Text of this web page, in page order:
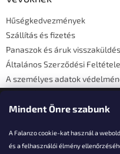
Mindent Önre szabunk
A Falanzo cookie-kat használ a
és a felhasználói élmény
Hűségkedvezmények
Szállítás és fizetés
Panaszok és áruk
Általános Szerződési
A személyes adatok
Elérhetőségi adatok